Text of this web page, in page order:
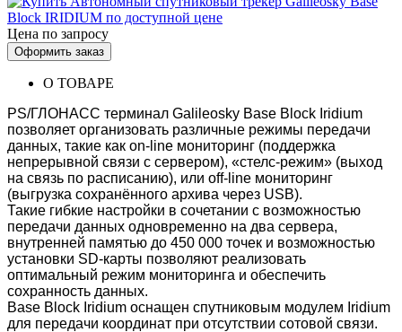
Цена по запросу
Оформить заказ
О ТОВАРЕ
PS/ГЛОНАСС терминал Galileosky Base Block Iridium
позволяет организовать различные режимы передачи
данных, такие как on-line мониторинг (поддержка
непрерывной связи с сервером), «cтелс-режим» (выход
на связь по расписанию), или off-line мониторинг
(выгрузка сохранённого архива через USB).
Такие гибкие настройки в сочетании с возможностью
передачи данных одновременно на два сервера,
внутренней памятью до 450 000 точек и возможностью
установки SD-карты позволяют реализовать
оптимальный режим мониторинга и обеспечить
сохранность данных.
Base Block Iridium оснащен спутниковым модулем Iridium
для передачи координат при отсутствии сотовой связи.